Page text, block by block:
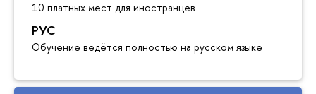
10 платных мест для иностранцев
РУС
Обучение ведётся полностью на русском языке